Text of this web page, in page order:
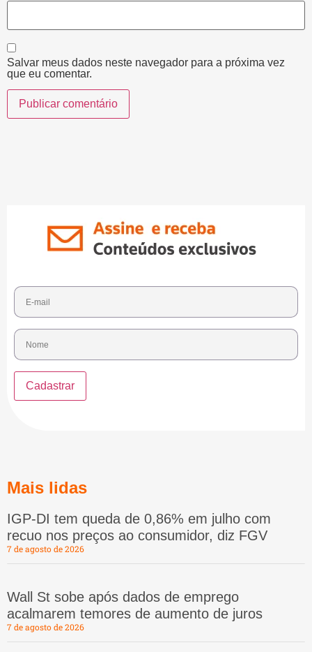
Salvar meus dados neste navegador para a próxima vez
que eu comentar.
Mais lidas
IGP-DI tem queda de 0,86% em julho com
recuo nos preços ao consumidor, diz FGV
7 de agosto de 2026
Wall St sobe após dados de emprego
acalmarem temores de aumento de juros
7 de agosto de 2026